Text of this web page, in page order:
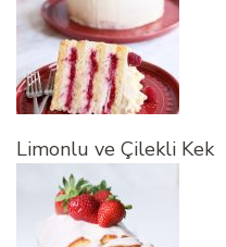
Limonlu ve Çilekli Kek